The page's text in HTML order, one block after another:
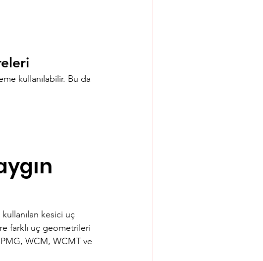
kullanılabilir. Bu da
kesici uç
farklı uç geometrileri
WCM, WCMT ve